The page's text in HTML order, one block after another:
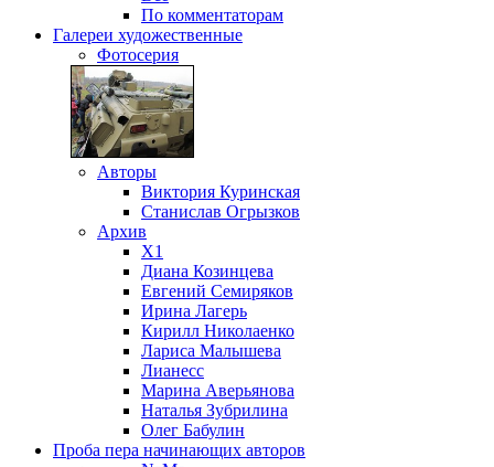
По комментаторам
Галереи художественные
Фотосерия
Авторы
Виктория Куринская
Станислав Огрызков
Архив
X1
Диана Козинцева
Евгений Семиряков
Ирина Лагерь
Кирилл Николаенко
Лариса Малышева
Лианесс
Марина Аверьянова
Наталья Зубрилина
Олег Бабулин
Проба пера начинающих авторов